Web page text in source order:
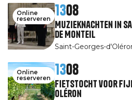
Online
reserveren
1308
Muzieknachten in
de Monteil
Saint-Georges-
Online
reserveren
1308
Fietstocht voor
Oléron